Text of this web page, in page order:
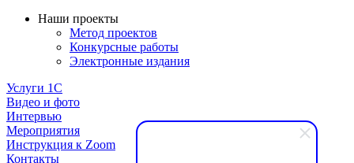
Наши проекты
Метод проектов
Конкурсные работы
Электронные издания
Услуги 1C
Видео и фото
Интервью
Мероприятия
Инструкция к Zoom
Контакты